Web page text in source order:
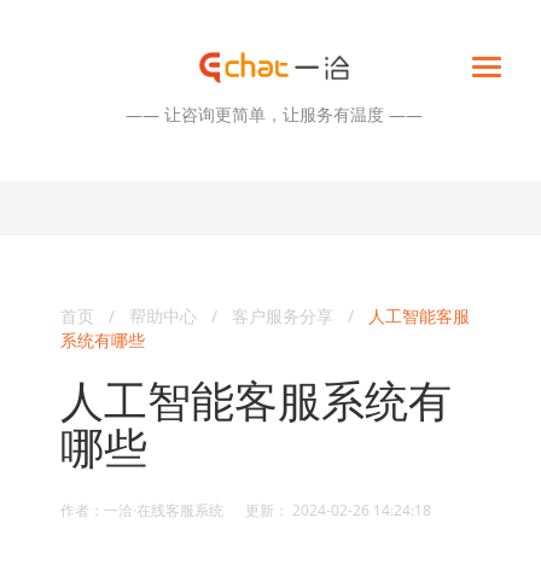
—— 让咨询更简单，让服务有温度 ——
首页 / 帮助中心 / 客户服务分享 /
人工智能客服
系统有哪些
人工智能客服系统有
哪些
作者：一洽·在线客服系统 更新： 2024-02-26 14:24:18